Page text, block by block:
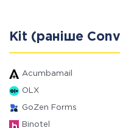
Kit (раніше
Acumbamail
OLX
GoZen Forms
Binotel